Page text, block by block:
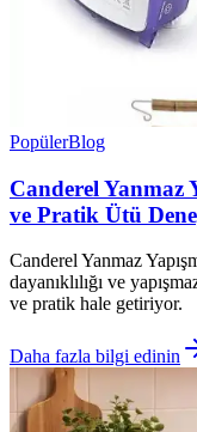
PopülerBlog
Canderel Yanmaz
ve Pratik Ütü
Canderel Yanmaz
dayanıklılığı ve
ve pratik hale getiriyor.
Daha fazla bilgi edinin